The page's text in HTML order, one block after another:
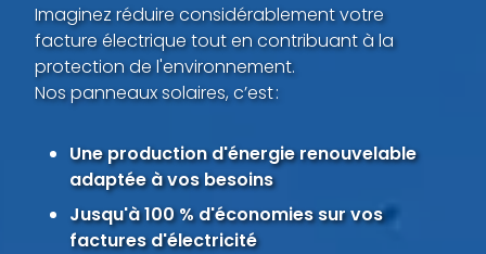
Imaginez réduire considérablement votre
facture électrique tout en contribuant à la
protection de l'environnement.
Nos panneaux solaires, c’est :
Une production d'énergie renouvelable
adaptée à vos besoins
Jusqu'à 100 % d'économies sur vos
factures d'électricité